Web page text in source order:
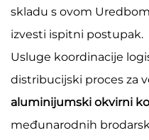
skladu s ovom
izvesti ispitni postupak.
Usluge koordinacije
distribucijski proces za
aluminijumski okvirni
međunarodnih